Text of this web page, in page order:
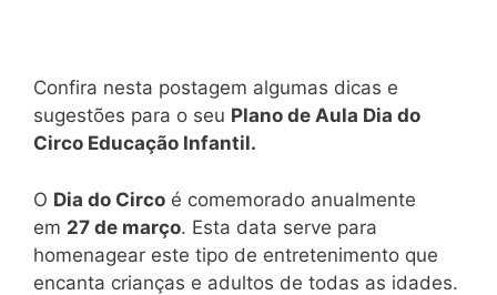
Confira nesta postagem algumas dicas e
sugestões para o seu Plano de Aula Dia do
Circo Educação Infantil.
O Dia do Circo é comemorado anualmente
em 27 de março. Esta data serve para
homenagear este tipo de entretenimento que
encanta crianças e adultos de todas as idades.